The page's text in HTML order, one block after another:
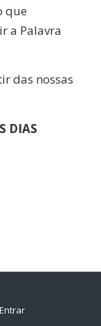
que
a Palavra
das nossas
DIAS
Entrar